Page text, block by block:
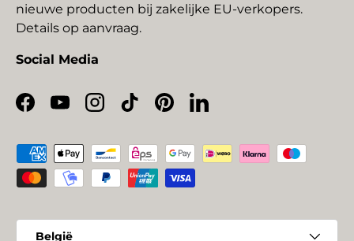
nieuwe producten bij zakelijke EU-verkopers.
Details op aanvraag.
Social Media
Facebook
YouTubeInstagram
TikTokPinterestLinkedIn
Geaccepteerde betaalmethoden
België